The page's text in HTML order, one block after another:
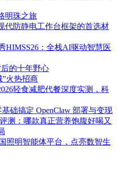
明珠之旅
代防静电工作台框架的首选材
HIMSS26：全栈AI驱动智慧医
的十年野心
”火热招商
轻食减肥代餐深度实测，科
础搞定 OpenClaw 部署与变现
测：哪款真正营养饱腹好喝又
照明智能体平台，点亮数智生